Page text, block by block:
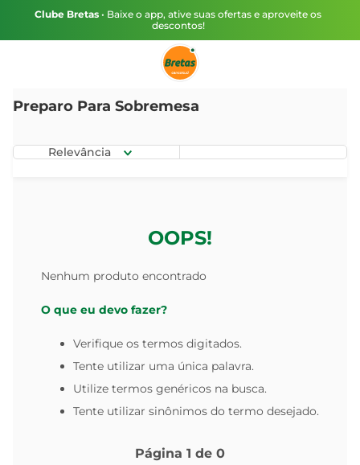
Clube Bretas • Baixe o app, ative suas ofertas e aproveite os
descontos!
Preparo Para Sobremesa
Relevância
OOPS!
Nenhum produto encontrado
O que eu devo fazer?
Verifique os termos digitados.
Tente utilizar uma única palavra.
Utilize termos genéricos na busca.
Tente utilizar sinônimos do termo desejado.
Página 1 de 0